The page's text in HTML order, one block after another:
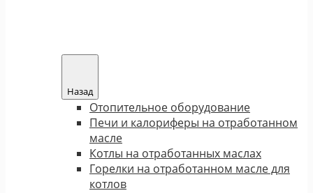
Назад
Отопительное оборудование
Печи и калориферы на отработанном
масле
Котлы на отработанных маслах
Горелки на отработанном масле для
котлов